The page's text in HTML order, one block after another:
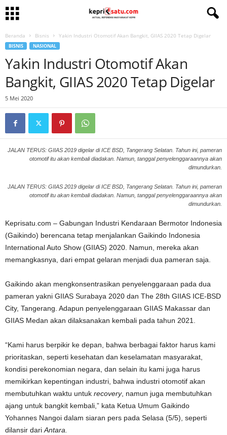
Beranda Bisnis Yakin Industri Otomotif Akan Bangkit, GIIAS 2020 Tetap Digelar
BISNIS NASIONAL
Yakin Industri Otomotif Akan
Bangkit, GIIAS 2020 Tetap Digelar
5 Mei 2020
JALAN TERUS: GIIAS 2019 digelar di ICE BSD, Tangerang Selatan. Tahun ini, pameran
otomotif itu akan kembali diadakan. Namun, tanggal penyelenggaraannya akan
dimundurkan.
JALAN TERUS: GIIAS 2019 digelar di ICE BSD, Tangerang Selatan. Tahun ini, pameran
otomotif itu akan kembali diadakan. Namun, tanggal penyelenggaraannya akan
dimundurkan.
Keprisatu.com – Gabungan Industri Kendaraan Bermotor Indonesia
(Gaikindo) berencana tetap menjalankan Gaikindo Indonesia
International Auto Show (GIIAS) 2020. Namun, mereka akan
memangkasnya, dari empat gelaran menjadi dua pameran saja.
Gaikindo akan mengkonsentrasikan penyelenggaraan pada dua
pameran yakni GIIAS Surabaya 2020 dan The 28th GIIAS ICE-BSD
City, Tangerang. Adapun penyelenggaraan GIIAS Makassar dan
GIIAS Medan akan dilaksanakan kembali pada tahun 2021.
“Kami harus berpikir ke depan, bahwa berbagai faktor harus kami
prioritaskan, seperti kesehatan dan keselamatan masyarakat,
kondisi perekonomian negara, dan selain itu kami juga harus
memikirkan kepentingan industri, bahwa industri otomotif akan
membutuhkan waktu untuk recovery, namun juga membutuhkan
ajang untuk bangkit kembali,” kata Ketua Umum Gaikindo
Yohannes Nangoi dalam siaran pers pada Selasa (5/5), seperti
dilansir dari Antara.